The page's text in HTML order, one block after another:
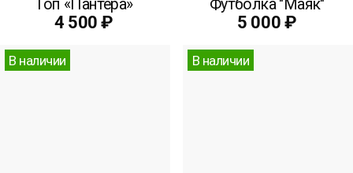
Топ «Пантера»
4 500 ₽
Футболка "Маяк"
5 000 ₽
В наличии В наличии